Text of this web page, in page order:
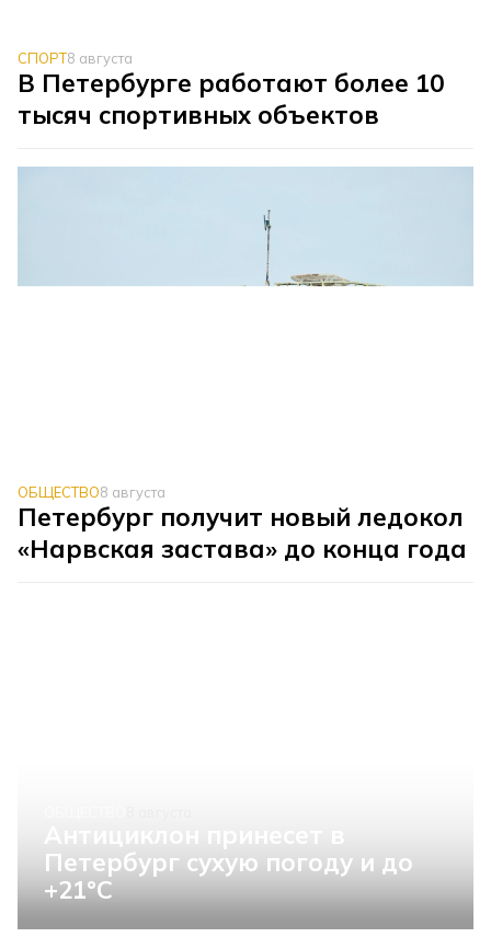
СПОРТ8 августа
В Петербурге работают более 10
тысяч спортивных объектов
ОБЩЕСТВО8 августа
Петербург получит новый ледокол
«Нарвская застава» до конца года
Петербург сухую погоду и до
+21°C